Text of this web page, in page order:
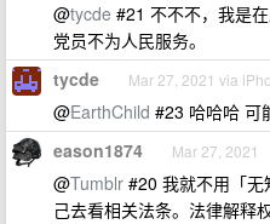
@tycde #21 不不不，我是
党员不为人民服务。
tycde Mar 27, 2021 via
@EarthChild #23 哈哈哈 可
eason1874 Mar 27, 2021
@Tumblr #20 我就不用「无
己去看相关法条。法律解释